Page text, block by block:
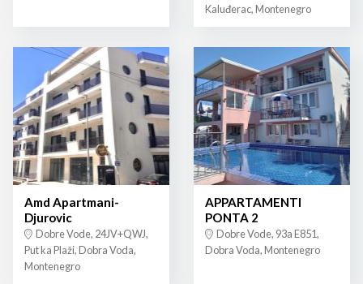
Kaluđerac, Montenegro
Amd Apartmani-
Djurovic
Dobre Vode, 24JV+QWJ,
Put ka Plaži, Dobra Voda,
Montenegro
APPARTAMENTI
PONTA 2
Dobre Vode, 93a E851,
Dobra Voda, Montenegro